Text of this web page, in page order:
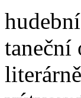
taneční